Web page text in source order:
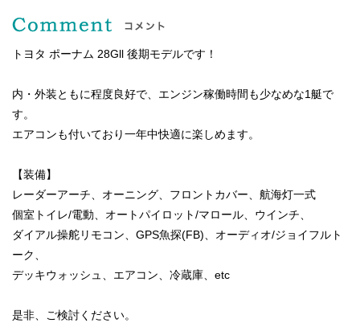
トヨタ ポーナム 28Gll 後期モデルです！
内・外装ともに程度良好で、エンジン稼働時間も少なめな1艇で
す。
エアコンも付いており一年中快適に楽しめます。
【装備】
レーダーアーチ、オーニング、フロントカバー、航海灯一式
個室トイレ/電動、オートパイロット/マロール、ウインチ、
ダイアル操舵リモコン、GPS魚探(FB)、オーディオ/ジョイフルト
ーク、
デッキウォッシュ、エアコン、冷蔵庫、etc
是非、ご検討ください。